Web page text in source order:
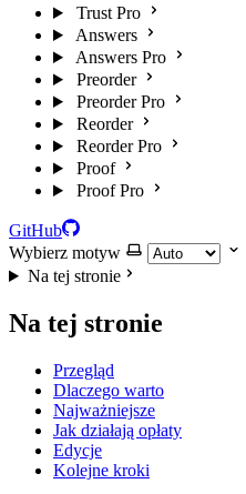
Trust Pro
Answers
Answers Pro
Preorder
Preorder Pro
Reorder
Reorder Pro
Proof
Proof Pro
GitHub
Wybierz motyw
Na tej stronie
Na tej stronie
Przegląd
Dlaczego warto
Najważniejsze
Jak działają opłaty
Edycje
Kolejne kroki